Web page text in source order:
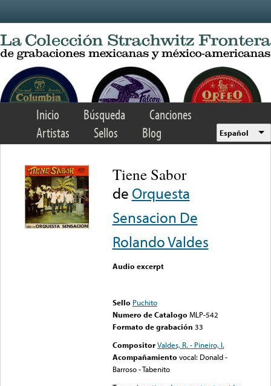
Inicio Búsqueda
Canciones
Artistas
Sellos Blog Español
Tiene Sabor
de Orquesta
Sensacion De
Rolando Valdes
Audio excerpt
Sello Puchito
Numero de Catalogo MLP-542
Formato de grabación 33
Compositor Valdes, R. - Pineiro, I.
Acompañamiento vocal: Donald -
Barroso - Tabenito